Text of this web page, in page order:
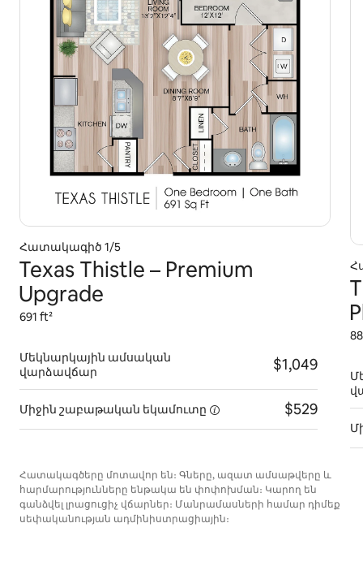
Հատակագիծ 1/5
Texas Thistle – Premium
Upgrade
691 ft²
Մեկնարկային ամսական
վարձավճար
$1,049
Միջին շաբաթական եկամուտը $529
Հատակագծերը մոտավոր են։ Գները, ազատ ամսաթվերը և
հարմարությունները ենթակա են փոփոխման։ Կարող են
գանձվել լրացուցիչ վճարներ։ Մանրամասների համար դիմեք
սեփականության ադմինիստրացիային։